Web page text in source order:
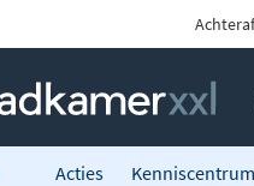
Acties Kenniscentrum